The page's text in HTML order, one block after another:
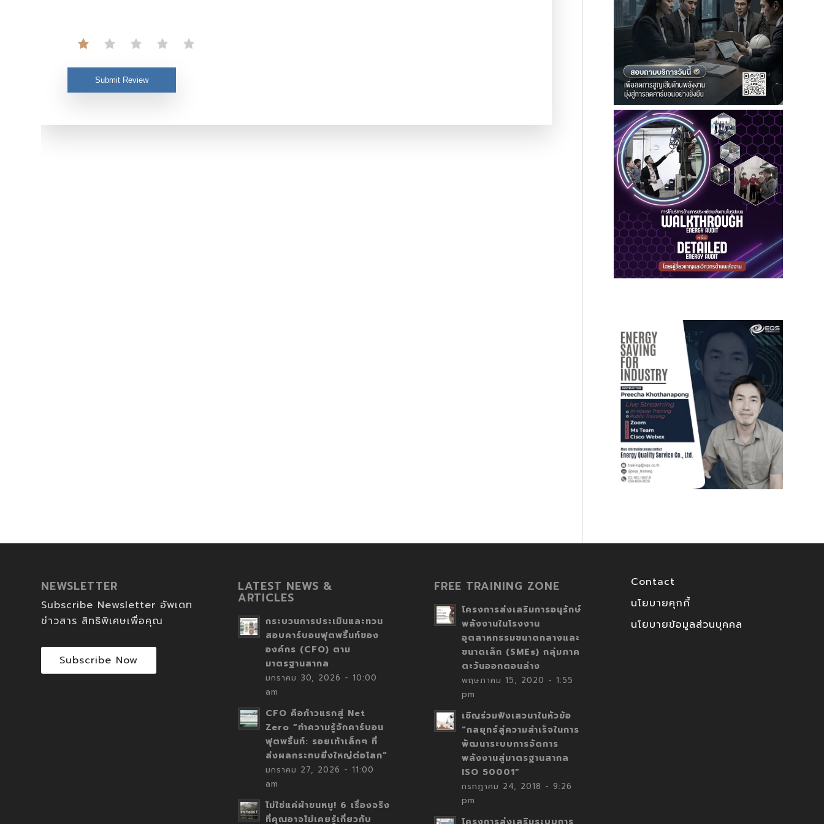
Submit Review
NEWSLETTER
Subscribe Newsletter อัพเดท
ข่าวสาร สิทธิพิเศษเพื่อคุณ
Subscribe Now
LATEST NEWS &
ARTICLES
กระบวนการประเมินและทวน
สอบคาร์บอนฟุตพริ้นท์ของ
องค์กร (CFO) ตาม
มาตรฐานสากล
มกราคม 30, 2026 - 10:00
am
CFO คือก้าวแรกสู่ Net
Zero “ทำความรู้จักคาร์บอน
ฟุตพริ้นท์: รอยเท้าเล็กๆ ที่
ส่งผลกระทบยิ่งใหญ่ต่อโลก”
มกราคม 27, 2026 - 11:00
am
ไม่ใช่แค่ผ้าขนหนู! 6 เรื่องจริง
ที่คุณอาจไม่เคยรู้เกี่ยวกับ
FREE TRAINING ZONE
โครงการส่งเสริมการอนุรักษ์
พลังงานในโรงงาน
อุตสาหกรรมขนาดกลางและ
ขนาดเล็ก (SMEs) กลุ่มภาค
ตะวันออกตอนล่าง
พฤษภาคม 15, 2020 - 1:55
pm
เชิญร่วมฟังเสวนาในหัวข้อ
“กลยุทธ์สู่ความสำเร็จในการ
พัฒนาระบบการจัดการ
พลังงานสู่มาตรฐานสากล
ISO 50001”
กรกฎาคม 24, 2018 - 9:26
pm
Contact
นโยบายคุกกี้
นโยบายข้อมูลส่วนบุคคล